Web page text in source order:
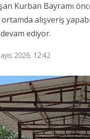
Kurban Bayramı
alışveriş
ediyor.
2026, 12:42